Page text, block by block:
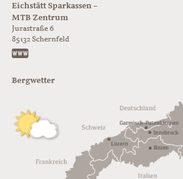
Eichstätt Sparkassen –
MTB Zentrum
Jurastraße 6
85132 Schernfeld
Bergwetter